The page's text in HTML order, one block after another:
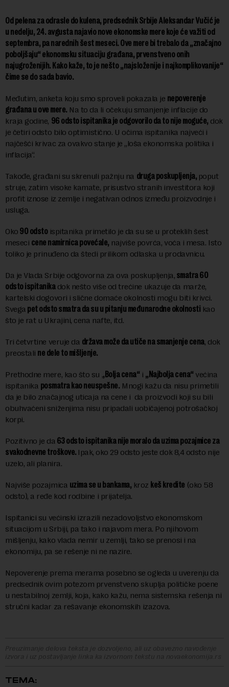
Od pelena za odrasle do kulena, predsednik Srbije Aleksandar Vučić je
u nedelju, 24. avgusta najavio nove ekonomske mere koje će važiti od
septembra, pa narednih šest meseci. Ove mere bi trebalo da ,,značajno
poboljšaju“ ekonomsku situaciju građana, prvenstveno onih
najugroženijih. Kako kaže, to je nešto ,,najsloženije i najkomplikovanije“
čime se do sada bavio.
Međutim, anketa koju smo sproveli pokazala je nepoverenje
građana u ove mere. Na to da li očekuju smanjenje inflacije do
kraja godine, 96 odsto ispitanika je odgovorilo da to nije moguće, dok
je četiri odsto bilo optimistično. U očima ispitanika najveći i
najčešći krivac za ovakvo stanje je ,,loša ekonomska politika i
inflacija“.
Takođe, građani su skrenuli pažnju na druga poskupljenja, poput
struje, zatim visoke kamate, prisustvo stranih investitora koji
profit iznose iz zemlje i negativan odnos između proizvodnje i
usluga.
Oko 90 odstoispitanika primetilo je da su se u proteklih šest
meseci cene namirnica povećale, najviše povrća, voća i mesa. Isto
toliko je prinuđeno da štedi prilikom odlaska u prodavnicu.
Da je Vlada Srbije odgovorna za ova poskupljenja, smatra 60
odsto ispitanikadok nešto više od trećine ukazuje da marže,
kartelski dogovori i slične domaće okolnosti mogu biti krivci.
Svega pet odsto smatra da su u pitanju međunarodne okolnosti kao
što je rat u Ukrajini, cena nafte, itd.
Tri četvrtine veruje da država može da utiče na smanjenje cena, dok
preostali ne dele to mišljenje.
Prethodne mere, kao što su ,,Bolja cena“ i ,,Najbolja cena“ većina
ispitanika posmatra kao neuspešne. Mnogi kažu da nisu primetili
da je bilo značajnog uticaja na cene i da proizvodi koji su bili
obuhvaćeni sniženjima nisu pripadali uobičajenoj potrošačkoj
korpi.
Pozitivno je da 63 odsto ispitanika nije moralo da uzima pozajmice za
svakodnevne troškove. Ipak, oko 29 odsto jeste dok 8,4 odsto nije
uzelo, ali planira.
Najviše pozajmica uzima se u bankama, kroz keš kredite (oko 58
odsto), a ređe kod rodbine i prijatelja.
Ispitanici su većinski izrazili nezadovoljstvo ekonomskom
situacijom u Srbiji, pa tako i najavom mera. Po njihovom
mišljenju, kako vlada nemir u zemlji, tako se prenosi i na
ekonomiju, pa se rešenje ni ne nazire.
Nepoverenje prema merama posebno se ogleda u uverenju da
predsednik ovim potezom prvenstveno skuplja političke poene
u nestabilnoj zemlji, koja, kako kažu, nema sistemska rešenja ni
stručni kadar za rešavanje ekonomskih izazova.
Preuzimanje delova teksta je dozvoljeno, ali uz obavezno navođenje
izvora i uz postavljanje linka ka izvornom tekstu na novaekonomija.rs
TEMA: